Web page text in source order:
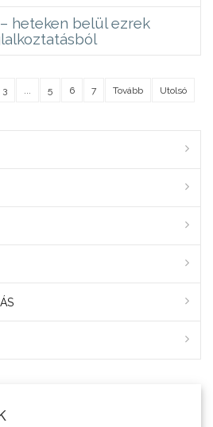
heteken belül ezrek
3 5 6 7 Tovább Utolsó